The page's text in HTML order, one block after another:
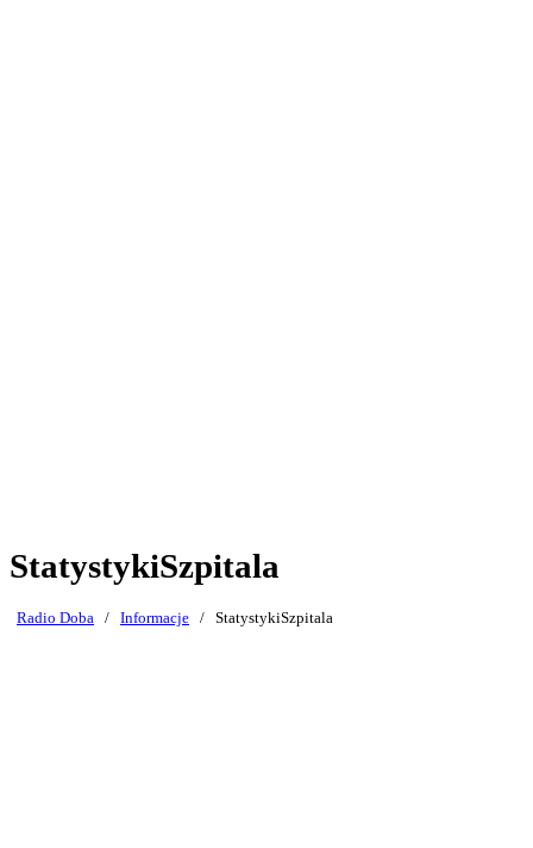
StatystykiSzpitala
Radio Doba / Informacje / StatystykiSzpitala